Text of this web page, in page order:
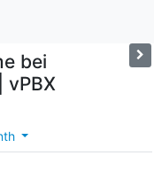
bei
vPBX